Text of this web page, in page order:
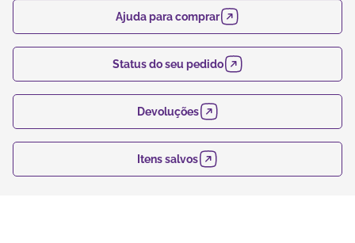
Ajuda para comprar
Status do seu pedido
Devoluções
Itens salvos